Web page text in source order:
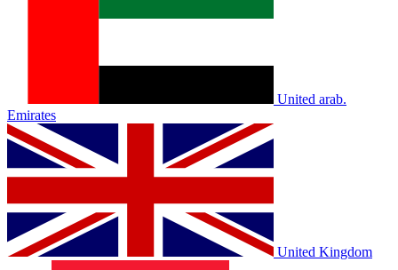
United arab.
Emirates
United Kingdom